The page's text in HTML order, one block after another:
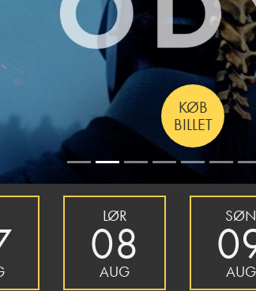
KØB
BILLET
LØR
08
AUG
SØN
AUG